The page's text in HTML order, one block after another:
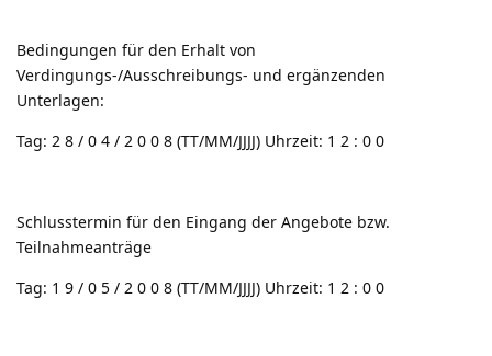
Bedingungen für den Erhalt von
Verdingungs-/Ausschreibungs- und ergänzenden
Unterlagen:
Tag: 2 8 / 0 4 / 2 0 0 8 (TT/MM/JJJJ) Uhrzeit: 1 2 : 0 0
Schlusstermin für den Eingang der Angebote bzw.
Teilnahmeanträge
Tag: 1 9 / 0 5 / 2 0 0 8 (TT/MM/JJJJ) Uhrzeit: 1 2 : 0 0